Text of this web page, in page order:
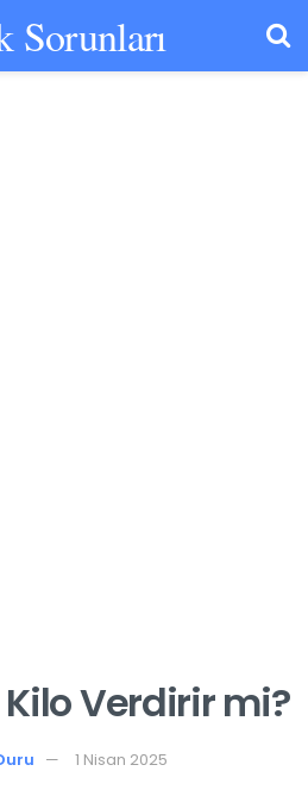
Sorunları
Verdirir mi?
1 Nisan 2025